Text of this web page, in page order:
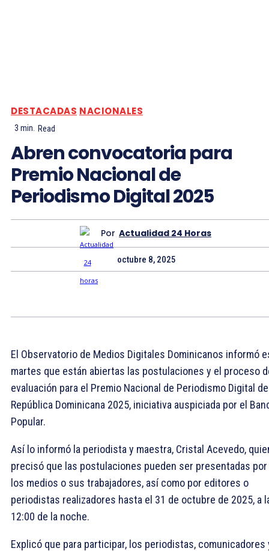
DESTACADAS NACIONALES
3 min. Read
Abren convocatoria para
Premio Nacional de
Periodismo Digital 2025
Por Actualidad 24 Horas
octubre 8, 2025
El Observatorio de Medios Digitales Dominicanos informó
martes que están abiertas las postulaciones y el proceso
evaluación para el Premio Nacional de Periodismo Digital
República Dominicana 2025, iniciativa auspiciada por el
Popular.
Así lo informó la periodista y maestra, Cristal Acevedo,
precisó que las postulaciones pueden ser presentadas por
los medios o sus trabajadores, así como por editores o
periodistas realizadores hasta el 31 de octubre de 2025, a
12:00 de la noche.
Explicó que para participar, los periodistas, comunicadores